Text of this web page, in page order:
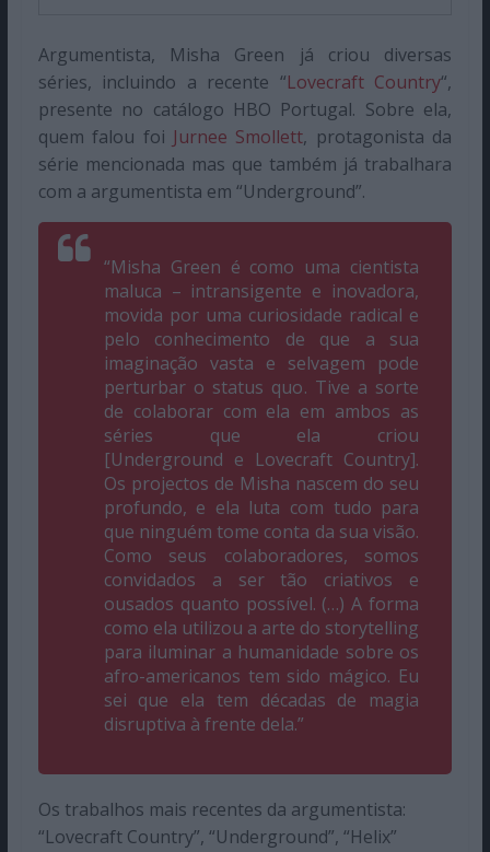
Argumentista, Misha Green já criou diversas
séries, incluindo a recente “Lovecraft Country“,
presente no catálogo HBO Portugal. Sobre ela,
quem falou foi Jurnee Smollett, protagonista da
série mencionada mas que também já trabalhara
com a argumentista em “Underground”.
“Misha Green é como uma cientista
maluca – intransigente e inovadora,
movida por uma curiosidade radical e
pelo conhecimento de que a sua
imaginação vasta e selvagem pode
perturbar o status quo. Tive a sorte
de colaborar com ela em ambos as
séries que ela criou
[Underground e Lovecraft Country].
Os projectos de Misha nascem do seu
profundo, e ela luta com tudo para
que ninguém tome conta da sua visão.
Como seus colaboradores, somos
convidados a ser tão criativos e
ousados quanto possível. (…) A forma
como ela utilizou a arte do storytelling
para iluminar a humanidade sobre os
afro-americanos tem sido mágico. Eu
sei que ela tem décadas de magia
disruptiva à frente dela.”
Os trabalhos mais recentes da argumentista:
“Lovecraft Country”, “Underground”, “Helix”